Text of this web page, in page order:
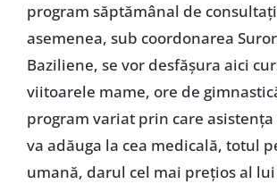
program săptămânal de
asemenea, sub coordonarea
Baziliene, se vor desfăşura aici
viitoarele mame, ore de
program variat prin care
va adăuga la cea medicală, totul
umană, darul cel mai preţios al